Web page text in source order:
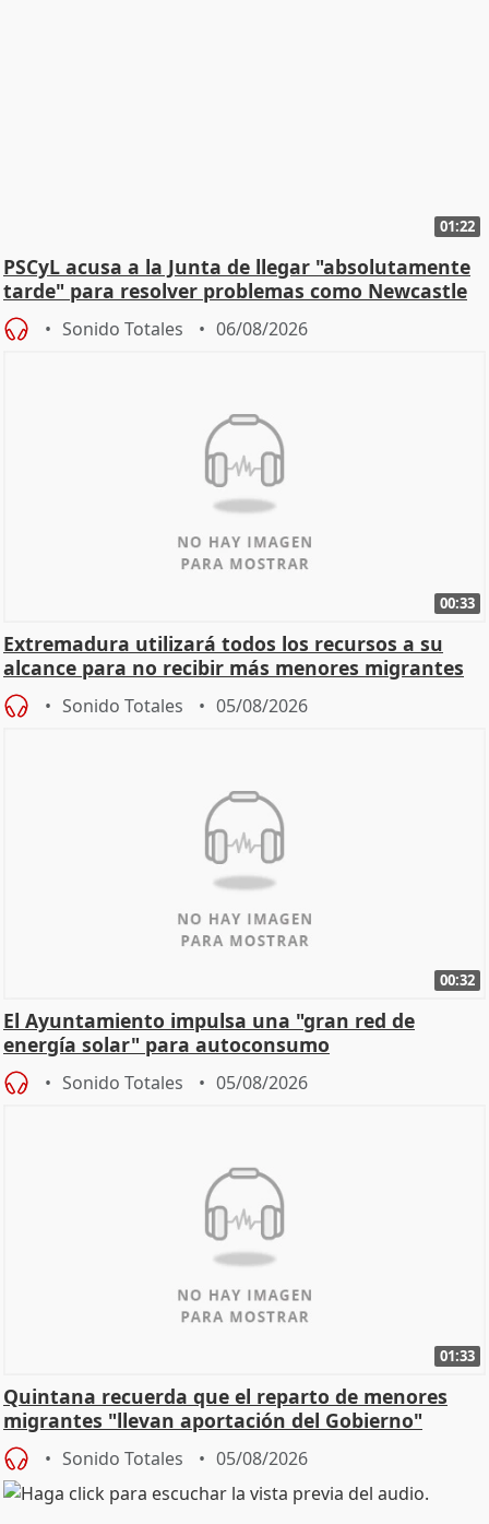
01:22
PSCyL acusa a la Junta de llegar "absolutamente
tarde" para resolver problemas como Newcastle
Sonido Totales 06/08/2026
00:33
Extremadura utilizará todos los recursos a su
alcance para no recibir más menores migrantes
Sonido Totales 05/08/2026
00:32
El Ayuntamiento impulsa una "gran red de
energía solar" para autoconsumo
Sonido Totales 05/08/2026
01:33
Quintana recuerda que el reparto de menores
migrantes "llevan aportación del Gobierno"
central
Sonido Totales 05/08/2026